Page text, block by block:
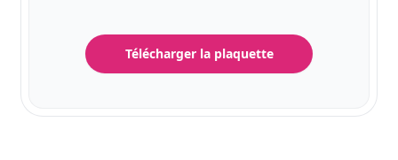
Télécharger la plaquette